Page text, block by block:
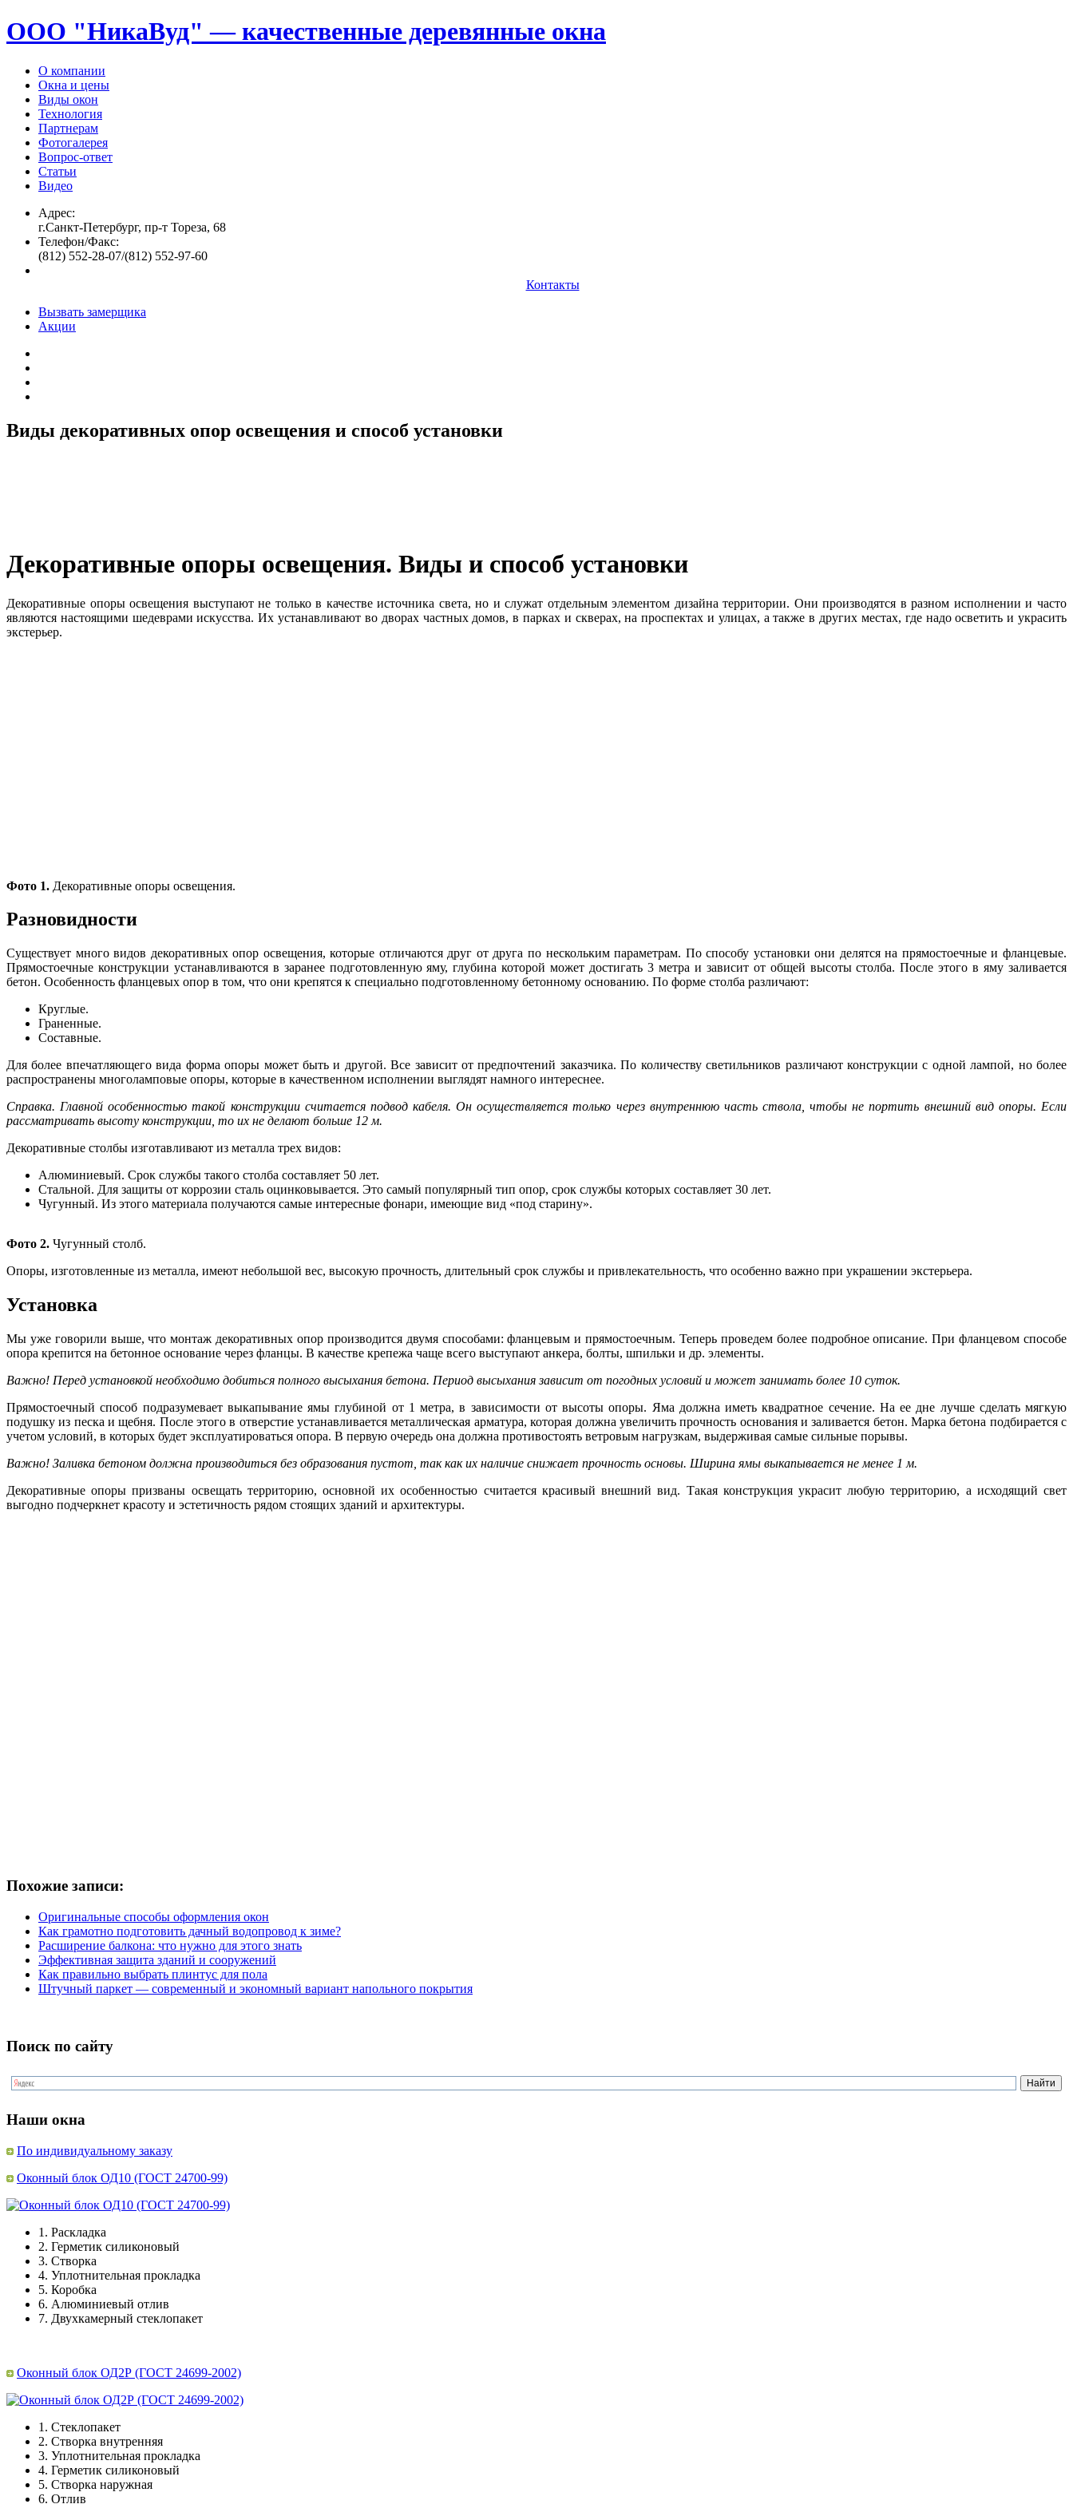
ООО "НикаВуд" — качественные деревянные окна
О компании
Окна и цены
Виды окон
Технология
Партнерам
Фотогалерея
Вопрос-ответ
Статьи
Видео
Адрес:
г.Санкт-Петербург, пр-т Тореза, 68
Телефон/Факс:
(812) 552-28-07/(812) 552-97-60
Контакты
Вызвать замерщика
Акции
Виды декоративных опор освещения и способ установки
Декоративные опоры освещения. Виды и способ установки
Декоративные опоры освещения выступают не только в качестве источника света, но и служат отдельным элементом дизайна территории. Они производятся в разном исполнении и часто
являются настоящими шедеврами искусства. Их устанавливают во дворах частных домов, в парках и скверах, на проспектах и улицах, а также в других местах, где надо осветить и украсить
экстерьер.
Фото 1. Декоративные опоры освещения.
Разновидности
Существует много видов декоративных опор освещения, которые отличаются друг от друга по нескольким параметрам. По способу установки они делятся на прямостоечные и фланцевые.
Прямостоечные конструкции устанавливаются в заранее подготовленную яму, глубина которой может достигать 3 метра и зависит от общей высоты столба. После этого в яму заливается
бетон. Особенность фланцевых опор в том, что они крепятся к специально подготовленному бетонному основанию. По форме столба различают:
Круглые.
Граненные.
Составные.
Для более впечатляющего вида форма опоры может быть и другой. Все зависит от предпочтений заказчика. По количеству светильников различают конструкции с одной лампой, но более
распространены многоламповые опоры, которые в качественном исполнении выглядят намного интереснее.
Справка. Главной особенностью такой конструкции считается подвод кабеля. Он осуществляется только через внутреннюю часть ствола, чтобы не портить внешний вид опоры. Если
рассматривать высоту конструкции, то их не делают больше 12 м.
Декоративные столбы изготавливают из металла трех видов:
Алюминиевый. Срок службы такого столба составляет 50 лет.
Стальной. Для защиты от коррозии сталь оцинковывается. Это самый популярный тип опор, срок службы которых составляет 30 лет.
Чугунный. Из этого материала получаются самые интересные фонари, имеющие вид «под старину».
Фото 2. Чугунный столб.
Опоры, изготовленные из металла, имеют небольшой вес, высокую прочность, длительный срок службы и привлекательность, что особенно важно при украшении экстерьера.
Установка
Мы уже говорили выше, что монтаж декоративных опор производится двумя способами: фланцевым и прямостоечным. Теперь проведем более подробное описание. При фланцевом способе
опора крепится на бетонное основание через фланцы. В качестве крепежа чаще всего выступают анкера, болты, шпильки и др. элементы.
Важно! Перед установкой необходимо добиться полного высыхания бетона. Период высыхания зависит от погодных условий и может занимать более 10 суток.
Прямостоечный способ подразумевает выкапывание ямы глубиной от 1 метра, в зависимости от высоты опоры. Яма должна иметь квадратное сечение. На ее дне лучше сделать мягкую
подушку из песка и щебня. После этого в отверстие устанавливается металлическая арматура, которая должна увеличить прочность основания и заливается бетон. Марка бетона подбирается с
учетом условий, в которых будет эксплуатироваться опора. В первую очередь она должна противостоять ветровым нагрузкам, выдерживая самые сильные порывы.
Важно! Заливка бетоном должна производиться без образования пустот, так как их наличие снижает прочность основы. Ширина ямы выкапывается не менее 1 м.
Декоративные опоры призваны освещать территорию, основной их особенностью считается красивый внешний вид. Такая конструкция украсит любую территорию, а исходящий свет
выгодно подчеркнет красоту и эстетичность рядом стоящих зданий и архитектуры.
Похожие записи:
Оригинальные способы оформления окон
Как грамотно подготовить дачный водопровод к зиме?
Расширение балкона: что нужно для этого знать
Эффективная защита зданий и сооружений
Как правильно выбрать плинтус для пола
Штучный паркет — современный и экономный вариант напольного покрытия
Поиск по сайту
Наши окна
По индивидуальному заказу
Оконный блок ОД10 (ГОСТ 24700-99)
1. Раскладка
2. Герметик силиконовый
3. Створка
4. Уплотнительная прокладка
5. Коробка
6. Алюминиевый отлив
7. Двухкамерный стеклопакет
Оконный блок ОД2Р (ГОСТ 24699-2002)
1. Стеклопакет
2. Створка внутренняя
3. Уплотнительная прокладка
4. Герметик силиконовый
5. Створка наружная
6. Отлив